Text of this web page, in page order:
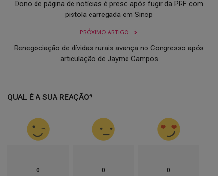
Dono de página de notícias é preso após fugir da PRF com
pistola carregada em Sinop
PRÓXIMO ARTIGO
Renegociação de dívidas rurais avança no Congresso após
articulação de Jayme Campos
QUAL É A SUA REAÇÃO?
0 0 0